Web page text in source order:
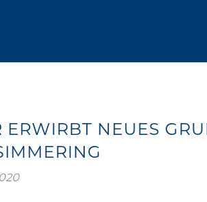
ERWIRBT NEUES